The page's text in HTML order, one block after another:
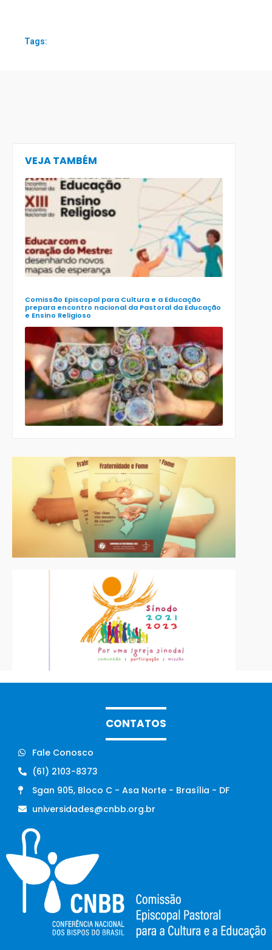
Tags:
VEJA TAMBÉM
Comissão Episcopal para Cultura e a Educação
prepara encontro nacional da Pastoral da Educação
e Ensino Religioso
CONTATOS
Fale Conosco
(61) 2103-8373
Sgan 905, Bloco C - Asa Norte - Brasília - DF
universidades@cnbb.org.br